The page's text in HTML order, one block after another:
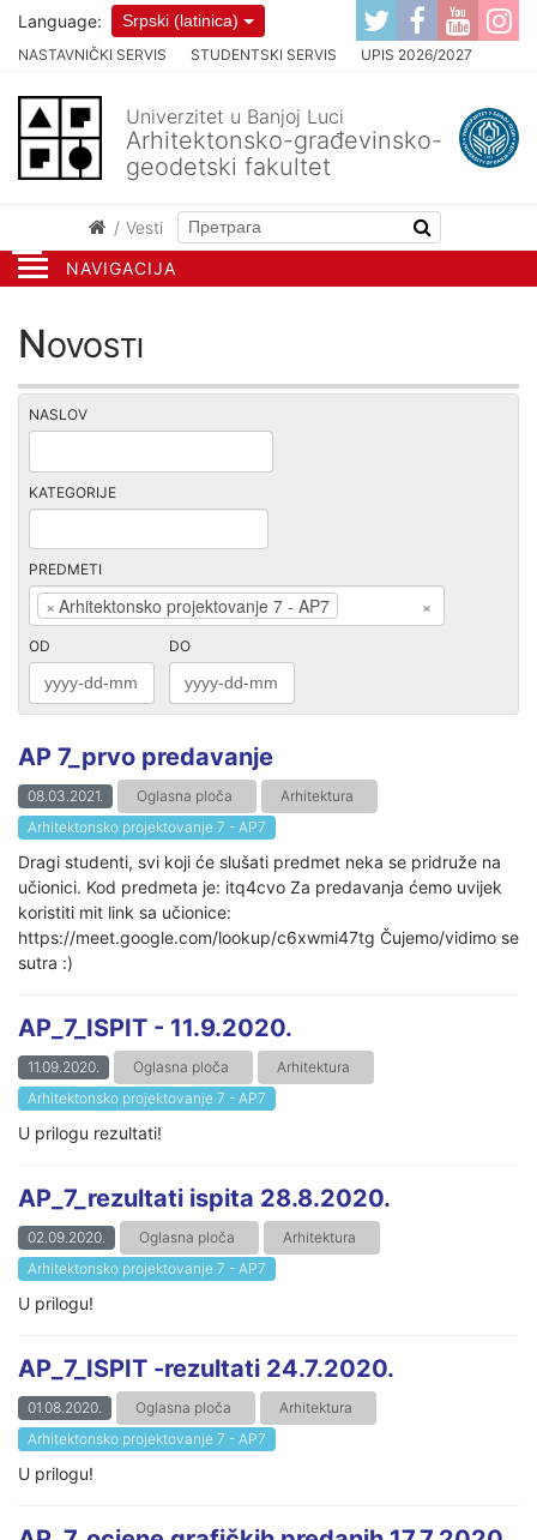
NAVIGACIJA
NASTAVNIČKI SERVIS STUDENTSKI SERVIS UPIS 2026/2027
Language: Srpski (latinica)
Univerzitet u Banjoj Luci
Arhitektonsko-građevinsko-
geodetski fakultet
Vesti
Novosti
NASLOV
KATEGORIJE
PREDMETI
×
× Arhitektonsko projektovanje 7 - AP7
OD DO
AP 7_prvo predavanje
08.03.2021. Oglasna ploča
Arhitektura
Arhitektonsko projektovanje 7 - AP7
Dragi studenti, svi koji će slušati predmet neka se pridruže na
učionici. Kod predmeta je: itq4cvo Za predavanja ćemo uvijek
koristiti mit link sa učionice:
https://meet.google.com/lookup/c6xwmi47tg Čujemo/vidimo se
sutra :)
AP_7_ISPIT - 11.9.2020.
11.09.2020. Oglasna ploča
Arhitektura
Arhitektonsko projektovanje 7 - AP7
U prilogu rezultati!
AP_7_rezultati ispita 28.8.2020.
02.09.2020. Oglasna ploča
Arhitektura
Arhitektonsko projektovanje 7 - AP7
U prilogu!
AP_7_ISPIT -rezultati 24.7.2020.
01.08.2020. Oglasna ploča
Arhitektura
Arhitektonsko projektovanje 7 - AP7
U prilogu!